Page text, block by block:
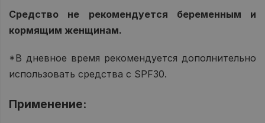
Средство не рекомендуется беременным и
кормящим женщинам.
*В дневное время рекомендуется дополнительно
использовать средства с SPF30.
Применение: